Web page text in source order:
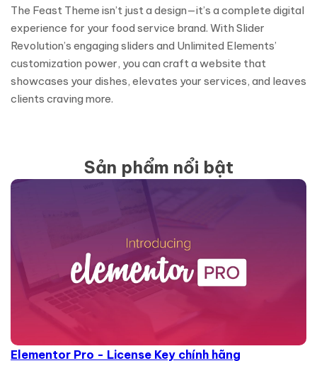
The Feast Theme isn’t just a design—it’s a complete digital
experience for your food service brand. With Slider
Revolution’s engaging sliders and Unlimited Elements’
customization power, you can craft a website that
showcases your dishes, elevates your services, and leaves
clients craving more.
Sản phẩm nổi bật
Elementor Pro - License Key chính hãng